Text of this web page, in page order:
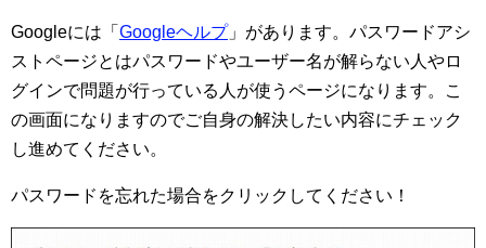
Googleには「 Googleヘルプ」があります。パスワードアシ
ストページとはパスワードやユーザー名が解らない人やロ
グインで問題が行っている人が使うページになります。こ
の画面になりますのでご自身の解決したい内容にチェック
し進めてください。
パスワードを忘れた場合をクリックしてください！